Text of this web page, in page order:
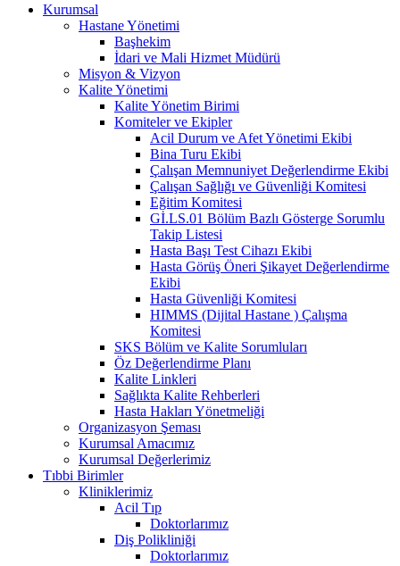
Kurumsal
Hastane Yönetimi
Başhekim
İdari ve Mali Hizmet Müdürü
Misyon & Vizyon
Kalite Yönetimi
Kalite Yönetim Birimi
Komiteler ve Ekipler
Acil Durum ve Afet Yönetimi Ekibi
Bina Turu Ekibi
Çalışan Memnuniyet Değerlendirme Ekibi
Çalışan Sağlığı ve Güvenliği Komitesi
Eğitim Komitesi
Gİ.LS.01 Bölüm Bazlı Gösterge Sorumlu
Takip Listesi
Hasta Başı Test Cihazı Ekibi
Hasta Görüş Öneri Şikayet Değerlendirme
Ekibi
Hasta Güvenliği Komitesi
HIMMS (Dijital Hastane ) Çalışma
Komitesi
SKS Bölüm ve Kalite Sorumluları
Öz Değerlendirme Planı
Kalite Linkleri
Sağlıkta Kalite Rehberleri
Hasta Hakları Yönetmeliği
Organizasyon Şeması
Kurumsal Amacımız
Kurumsal Değerlerimiz
Tıbbi Birimler
Kliniklerimiz
Acil Tıp
Doktorlarımız
Diş Polikliniği
Doktorlarımız